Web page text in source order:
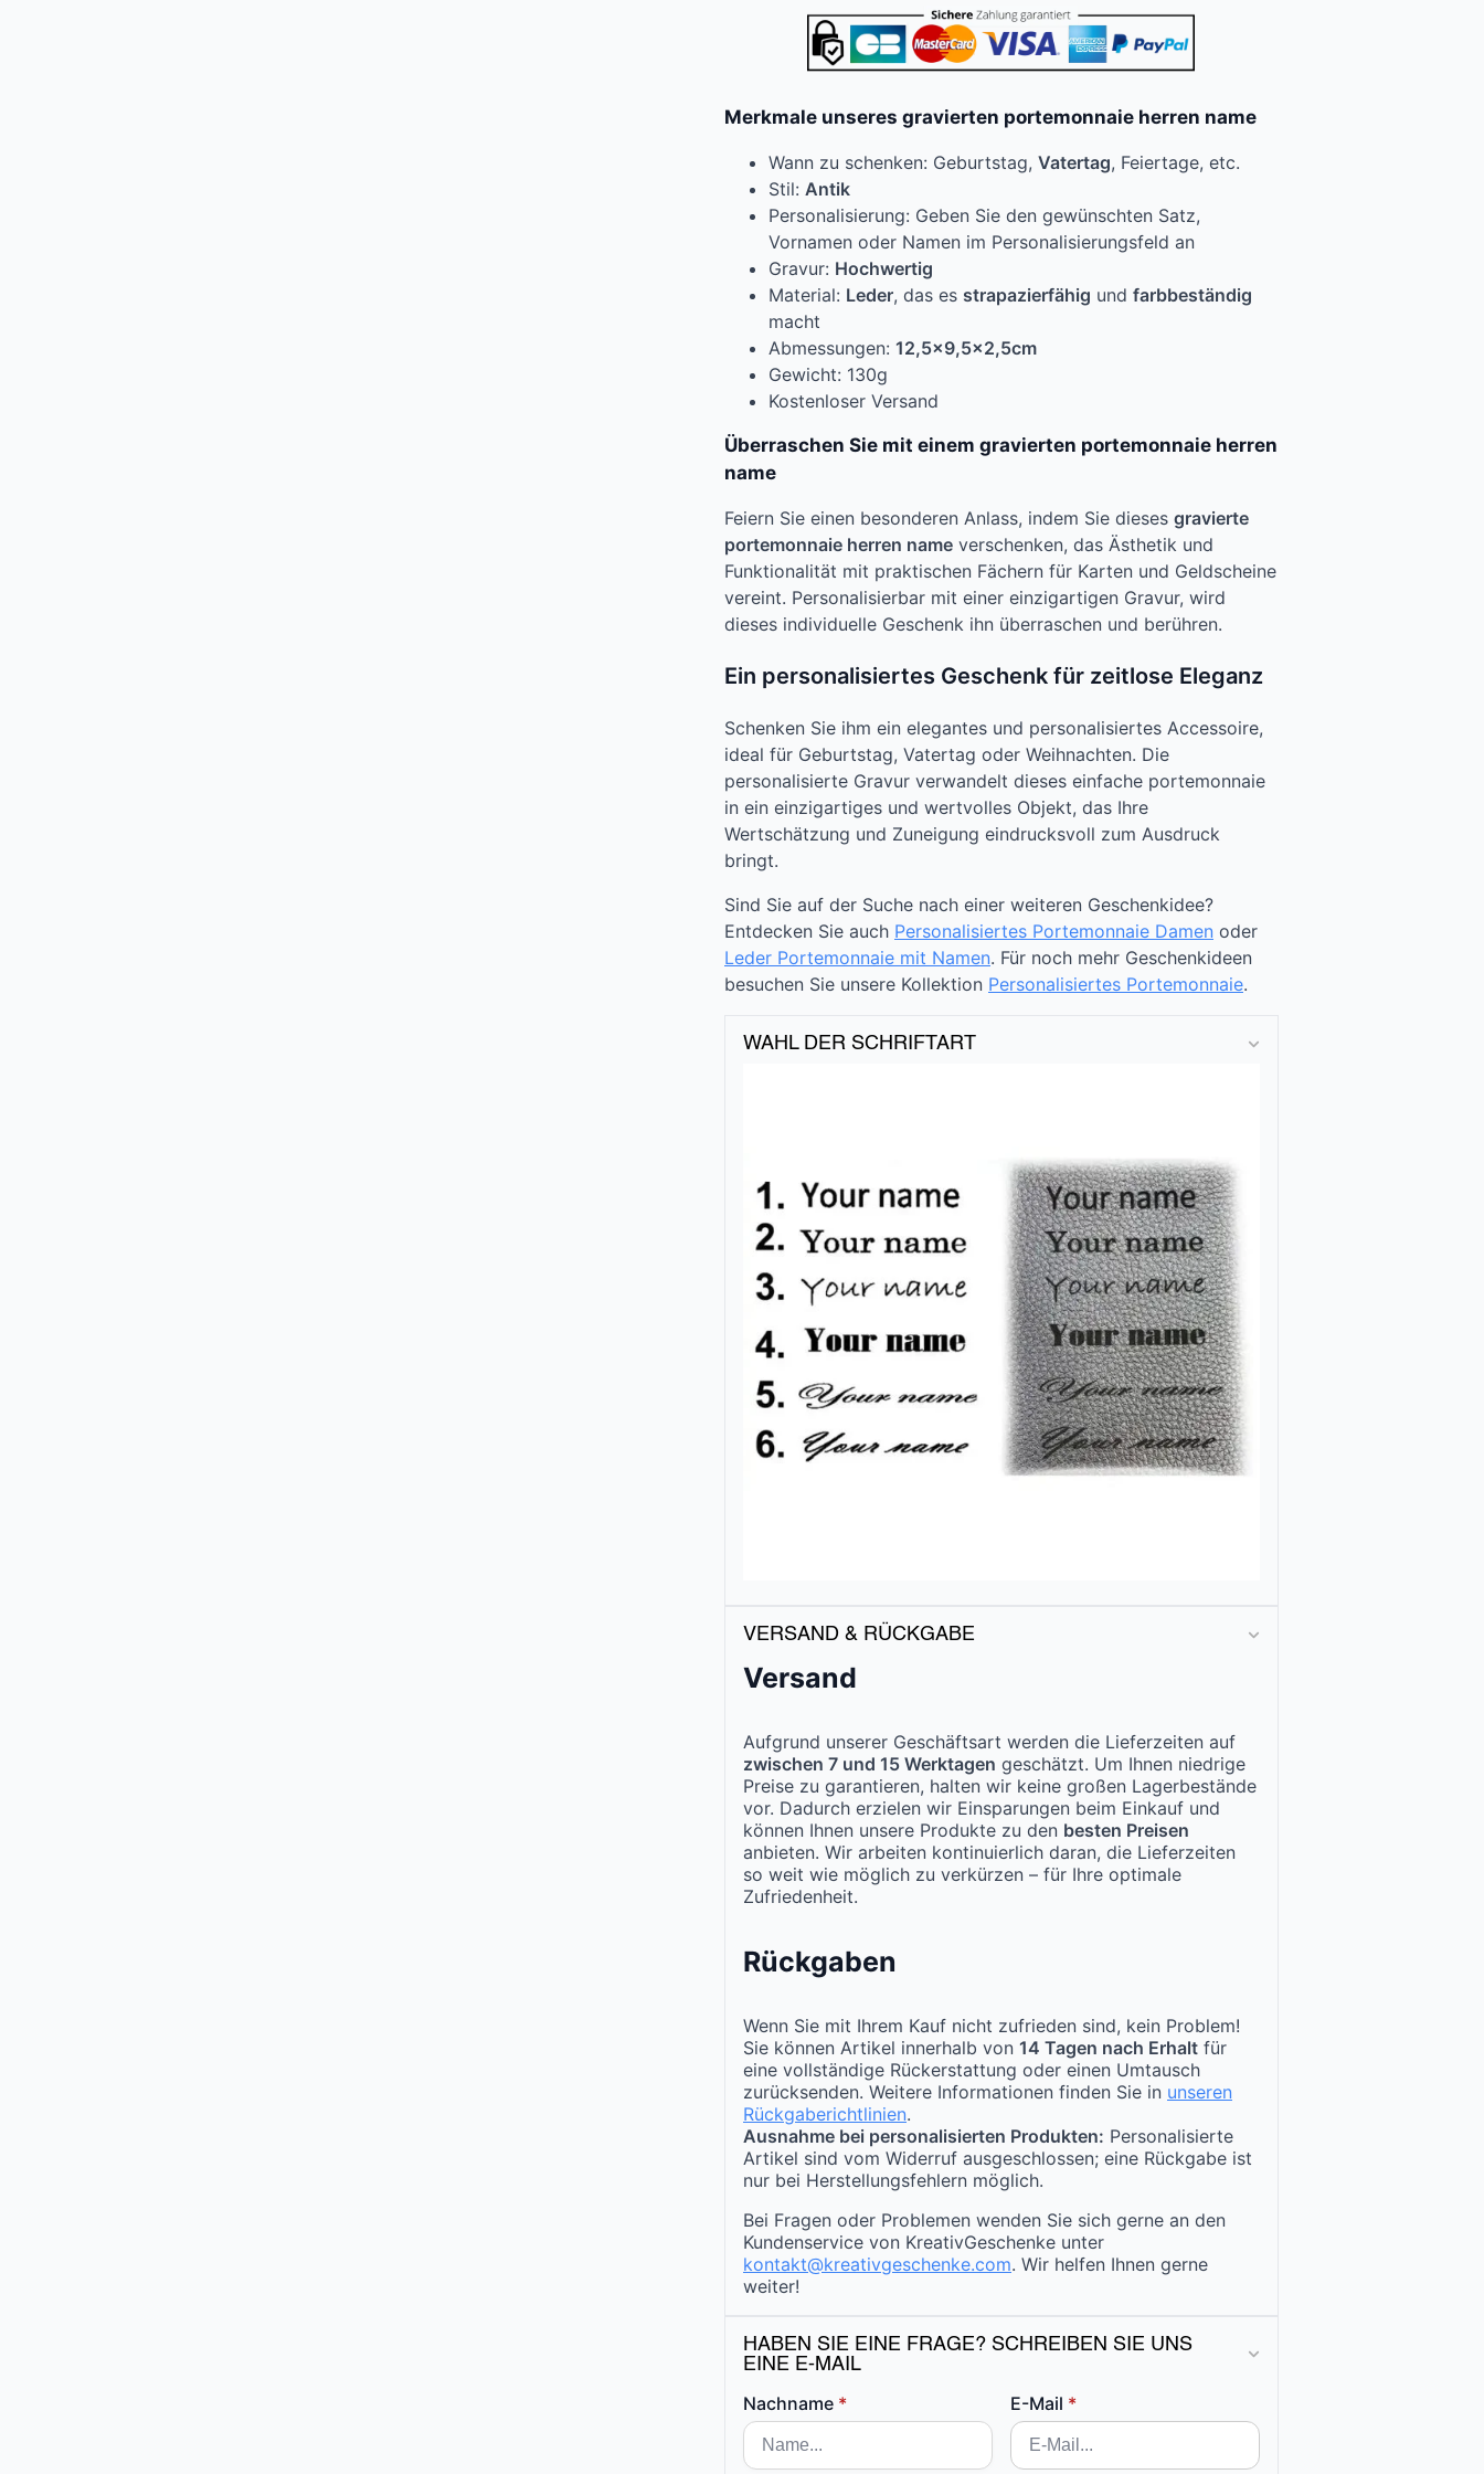
Merkmale unseres gravierten portemonnaie herren name
Wann zu schenken: Geburtstag, Vatertag, Feiertage, etc.
Stil: Antik
Personalisierung: Geben Sie den gewünschten Satz,
Vornamen oder Namen im Personalisierungsfeld an
Gravur: Hochwertig
Material: Leder, das es strapazierfähig und farbbeständig
macht
Abmessungen: 12,5×9,5×2,5cm
Gewicht: 130g
Kostenloser Versand
Überraschen Sie mit einem gravierten portemonnaie herren
name
Feiern Sie einen besonderen Anlass, indem Sie dieses gravierte
portemonnaie herren name verschenken, das Ästhetik und
Funktionalität mit praktischen Fächern für Karten und Geldscheine
vereint. Personalisierbar mit einer einzigartigen Gravur, wird
dieses individuelle Geschenk ihn überraschen und berühren.
Ein personalisiertes Geschenk für zeitlose Eleganz
Schenken Sie ihm ein elegantes und personalisiertes Accessoire,
ideal für Geburtstag, Vatertag oder Weihnachten. Die
personalisierte Gravur verwandelt dieses einfache portemonnaie
in ein einzigartiges und wertvolles Objekt, das Ihre
Wertschätzung und Zuneigung eindrucksvoll zum Ausdruck
bringt.
Sind Sie auf der Suche nach einer weiteren Geschenkidee?
Entdecken Sie auch Personalisiertes Portemonnaie Damen oder
Leder Portemonnaie mit Namen. Für noch mehr Geschenkideen
besuchen Sie unsere Kollektion Personalisiertes Portemonnaie.
WAHL DER SCHRIFTART
VERSAND & RÜCKGABE
Versand
Aufgrund unserer Geschäftsart werden die Lieferzeiten auf
zwischen 7 und 15 Werktagen geschätzt. Um Ihnen niedrige
Preise zu garantieren, halten wir keine großen Lagerbestände
vor. Dadurch erzielen wir Einsparungen beim Einkauf und
können Ihnen unsere Produkte zu den besten Preisen
anbieten. Wir arbeiten kontinuierlich daran, die Lieferzeiten
so weit wie möglich zu verkürzen – für Ihre optimale
Zufriedenheit.
Rückgaben
Wenn Sie mit Ihrem Kauf nicht zufrieden sind, kein Problem!
Sie können Artikel innerhalb von 14 Tagen nach Erhalt für
eine vollständige Rückerstattung oder einen Umtausch
zurücksenden. Weitere Informationen finden Sie in unseren
Rückgaberichtlinien.
Ausnahme bei personalisierten Produkten: Personalisierte
Artikel sind vom Widerruf ausgeschlossen; eine Rückgabe ist
nur bei Herstellungsfehlern möglich.
Bei Fragen oder Problemen wenden Sie sich gerne an den
Kundenservice von KreativGeschenke unter
kontakt@kreativgeschenke.com. Wir helfen Ihnen gerne
weiter!
HABEN SIE EINE FRAGE? SCHREIBEN SIE UNS
EINE E-MAIL
Nachname * E-Mail *